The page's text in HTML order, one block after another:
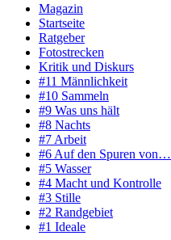
Magazin
Startseite
Ratgeber
Fotostrecken
Kritik und Diskurs
#11 Männlichkeit
#10 Sammeln
#9 Was uns hält
#8 Nachts
#7 Arbeit
#6 Auf den Spuren von…
#5 Wasser
#4 Macht und Kontrolle
#3 Stille
#2 Randgebiet
#1 Ideale